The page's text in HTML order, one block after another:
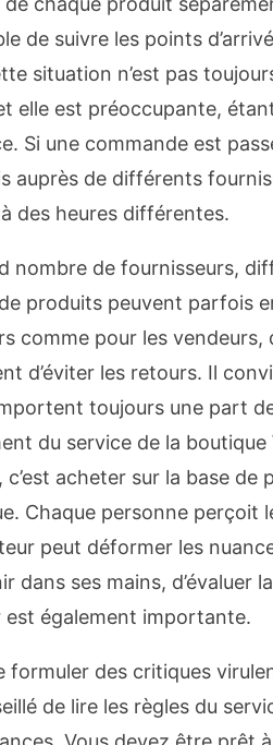
de suivre les points
situation n’est pas
elle est préoccupante,
Si une commande est
auprès de différents
des heures différentes.
nombre de fournisseurs,
produits peuvent parfois
comme pour les
d’éviter les retours. Il
toujours une part
du service de la
acheter sur la base de
Chaque personne perçoit
peut déformer les
dans ses mains, d’évaluer
est également importante.
formuler des critiques
de lire les règles du